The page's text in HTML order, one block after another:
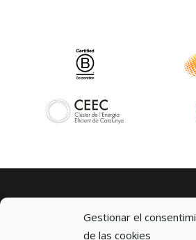
Gestionar el
de las cookies